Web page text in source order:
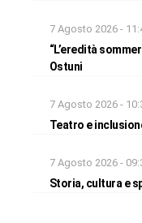
7 Agosto 2026 -
“L’eredità
Ostuni
7 Agosto 2026 -
Teatro e
7 Agosto 2026 -
Storia, cultura e